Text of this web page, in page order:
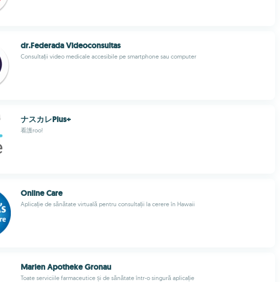
dr.Federada Videoconsultas
Consultații video medicale accesibile pe smartphone sau computer
ナスカレPlus+
看護roo!
Online Care
Aplicație de sănătate virtuală pentru consultații la cerere în Hawaii
Marien Apotheke Gronau
Toate serviciile farmaceutice și de sănătate într-o singură aplicație